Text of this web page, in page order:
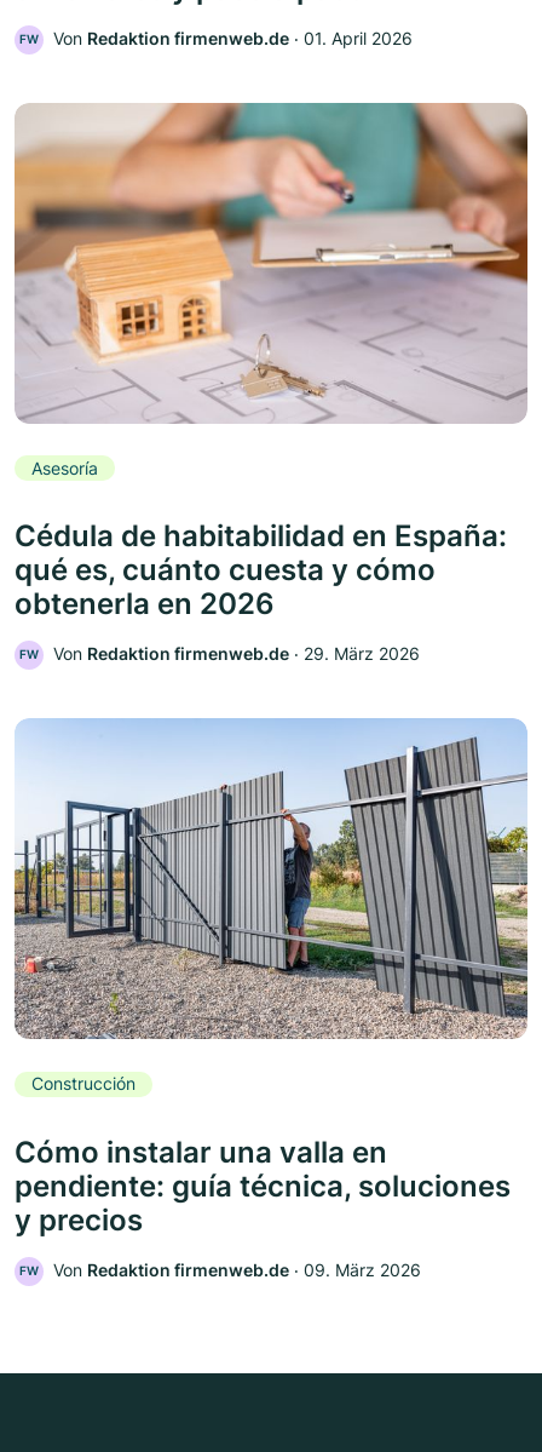
FW Von Redaktion firmenweb.de ‧ 01. April 2026
Asesoría
Cédula de habitabilidad en España:
qué es, cuánto cuesta y cómo
obtenerla en 2026
FW Von Redaktion firmenweb.de ‧ 29. März 2026
Construcción
Cómo instalar una valla en
pendiente: guía técnica, soluciones
y precios
FW Von Redaktion firmenweb.de ‧ 09. März 2026